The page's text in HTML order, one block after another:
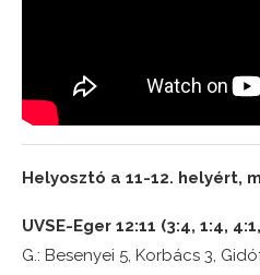
Helyosztó a 11-12. helyért,
UVSE-Eger 12:11 (3:4, 1:4,
G.: Besenyei 5, Korbács 3,